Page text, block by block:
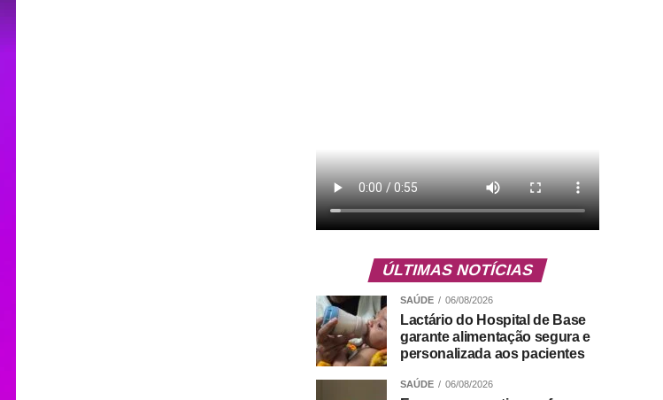
ÚLTIMAS NOTÍCIAS
SAÚDE 06/08/2026
Lactário do Hospital de Base
garante alimentação segura e
personalizada aos pacientes
SAÚDE 06/08/2026